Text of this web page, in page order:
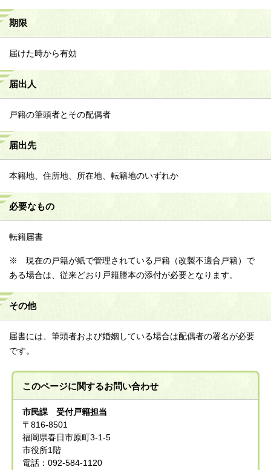
期限
届けた時から有効
届出人
戸籍の筆頭者とその配偶者
届出先
本籍地、住所地、所在地、転籍地のいずれか
必要なもの
転籍届書
※ 現在の戸籍が紙で管理されている戸籍（改製不適合戸籍）で
ある場合は、従来どおり戸籍謄本の添付が必要となります。
その他
届書には、筆頭者および婚姻している場合は配偶者の署名が必要
です。
このページに関するお問い合わせ
市民課 受付戸籍担当
〒816-8501
福岡県春日市原町3-1-5
市役所1階
電話：092-584-1120